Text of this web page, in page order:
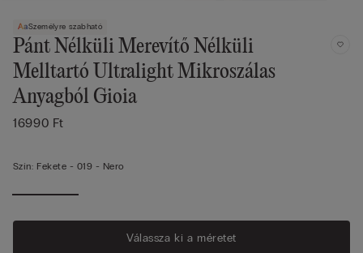
Személyre szabható
Pánt Nélküli Merevítő Nélküli
Melltartó Ultralight Mikroszálas
Anyagból Gioia
16990 Ft
Szín: Fekete - 019 - Nero
Válassza ki a méretet